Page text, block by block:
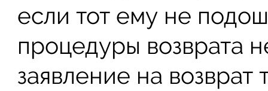
если тот ему не
процедуры возврата
заявление на возврат